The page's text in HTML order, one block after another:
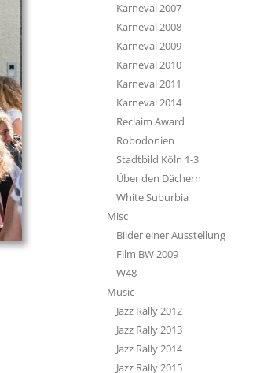
Karneval 2007
Karneval 2008
Karneval 2009
Karneval 2010
Karneval 2011
Karneval 2014
Reclaim Award
Robodonien
Stadtbild Köln 1-3
Über den Dächern
White Suburbia
Misc
Bilder einer Ausstellung
Film BW 2009
W48
Music
Jazz Rally 2012
Jazz Rally 2013
Jazz Rally 2014
Jazz Rally 2015